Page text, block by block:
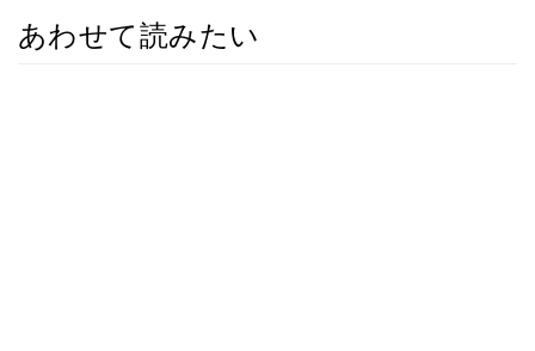
あわせて読みたい